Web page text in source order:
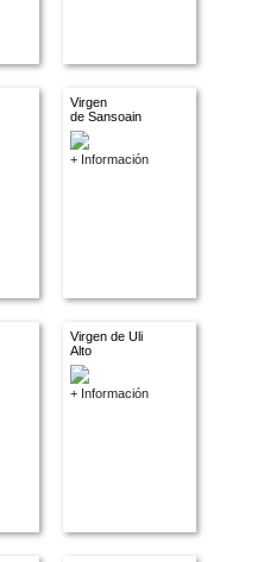
Virgen
de Sansoain
+ Información
Virgen de Uli
Alto
+ Información